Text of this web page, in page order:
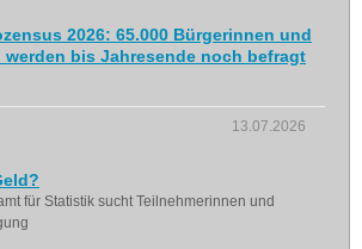
2026: 65.000 Bürgerinnen und
werden bis Jahresende noch befragt
13.07.2026
für Statistik sucht Teilnehmerinnen und